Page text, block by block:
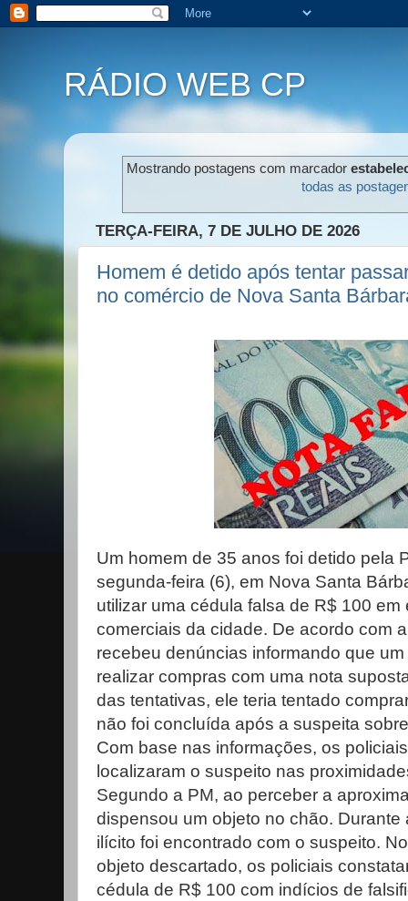
RÁDIO WEB CP
Mostrando postagens com marcador
todas as
TERÇA-FEIRA, 7 DE JULHO DE 2026
Homem é detido após tentar
no comércio de Nova Santa
Um homem de 35 anos foi detido pela
segunda-feira (6), em Nova Santa
utilizar uma cédula falsa de R$ 100
comerciais da cidade. De acordo com
recebeu denúncias informando que
realizar compras com uma nota
das tentativas, ele teria tentado
não foi concluída após a suspeita
Com base nas informações, os
localizaram o suspeito nas
Segundo a PM, ao perceber a
dispensou um objeto no chão.
ilícito foi encontrado com o suspeito.
objeto descartado, os policiais
cédula de R$ 100 com indícios de